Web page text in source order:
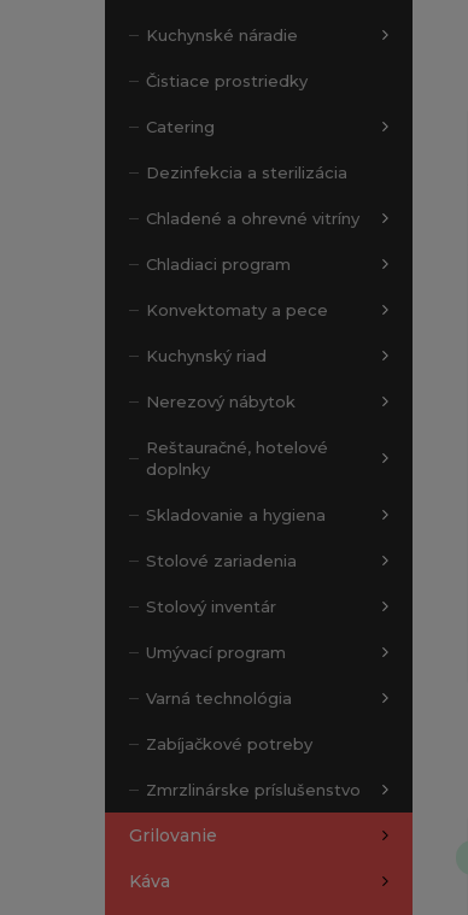
Kuchynské náradie
Čistiace prostriedky
Catering
Dezinfekcia a sterilizácia
Chladené a ohrevné vitríny
Chladiaci program
Konvektomaty a pece
Kuchynský riad
Nerezový nábytok
Reštauračné, hotelové
doplnky
Skladovanie a hygiena
Stolové zariadenia
Stolový inventár
Umývací program
Varná technológia
Zabíjačkové potreby
Zmrzlinárske príslušenstvo
Grilovanie
Káva